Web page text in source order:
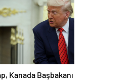
Kanada Başbakanı